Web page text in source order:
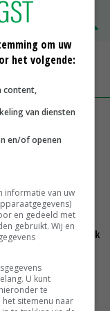
€ 345,00
‘Bezoek van
agrariërs die
onder druk
versterk elkaar’
om uw
het volgende:
content,
van diensten
en/of openen
informatie van uw
en gedeeld met
gebruikt. Wij en
U kunt
te
sitemenu naar